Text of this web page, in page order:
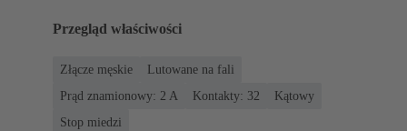
Przegląd właściwości
Złącze męskie
Lutowane na fali
Prąd znamionowy: ‌2 A
Kontakty: 32
Kątowy
Stop miedzi